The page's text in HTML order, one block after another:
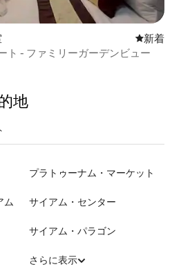
新しい宿
新着
ト - ファミリーガーデンビュー
地
プラトゥーナム・マーケット
ム サイアム・センター
サイアム・パラゴン
さらに表示